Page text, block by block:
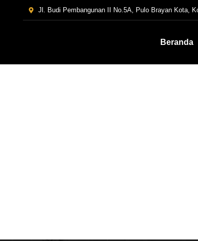
Jl. Budi Pembangunan II No.5A, Pulo Brayan Kota,
Beranda